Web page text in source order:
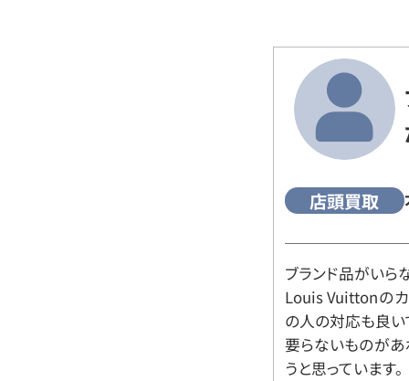
店頭買取
ブランド品がいら
Louis Vuittonの
の人の対応も良い
要らないものがあ
うと思っています。